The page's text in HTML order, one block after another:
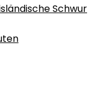
Schwur